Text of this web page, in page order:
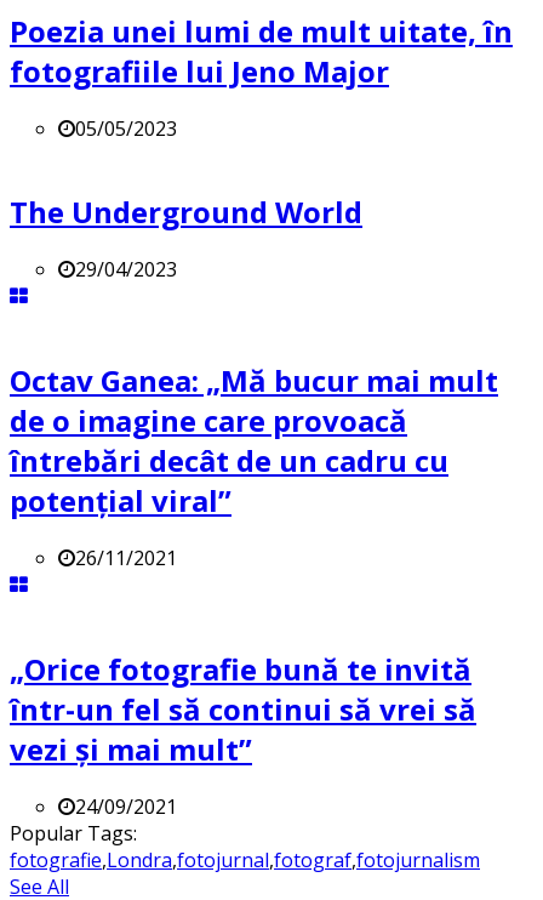
Poezia unei lumi de mult uitate, în
fotografiile lui Jeno Major
05/05/2023
The Underground World
29/04/2023
Octav Ganea: „Mă bucur mai mult
de o imagine care provoacă
întrebări decât de un cadru cu
potenţial viral”
26/11/2021
„Orice fotografie bună te invită
într-un fel să continui să vrei să
vezi și mai mult”
24/09/2021
Popular Tags:
fotografie,Londra,fotojurnal,fotograf,fotojurnalism
See All